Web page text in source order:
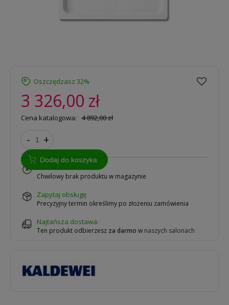
Oszczędzasz 32%
3 326,00 zł
Cena katalogowa: 4 892,00 zł
- +
Dodaj do koszyka
Chwilowy brak produktu w magazynie
zapytaj obsługę
Precyzyjny termin określimy po złożeniu zamówienia
Najtańsza dostawa:
Ten produkt odbierzesz za darmo w naszych salonach